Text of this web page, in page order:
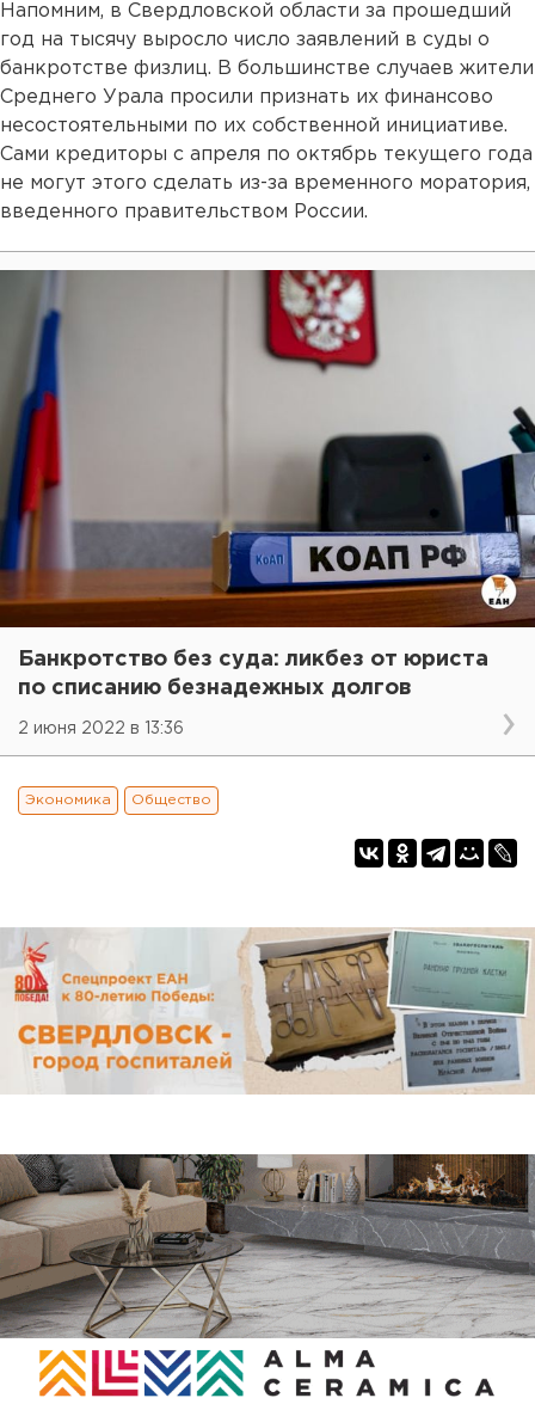
Напомним, в Свердловской области за прошедший
год на тысячу выросло число заявлений в суды о
банкротстве физлиц. В большинстве случаев жители
Среднего Урала просили признать их финансово
несостоятельными по их собственной инициативе.
Сами кредиторы с апреля по октябрь текущего года
не могут этого сделать из-за временного моратория,
введенного правительством России.
Банкротство без суда: ликбез от юриста
по списанию безнадежных долгов
2 июня 2022 в 13:36
Экономика Общество